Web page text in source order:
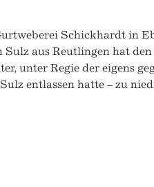
Schickhardt in
aus Reutlingen hat
unter Regie der eigens
entlassen hatte – zu